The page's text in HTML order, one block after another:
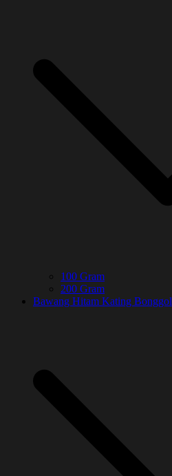
100 Gram
200 Gram
Bawang Hitam Kating Bonggol